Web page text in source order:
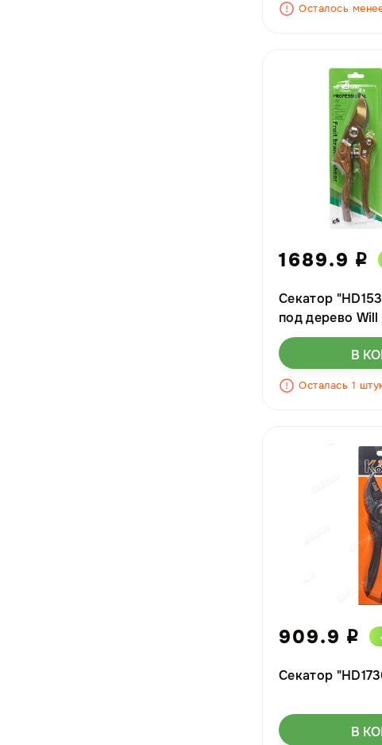
Осталось
1689.9 i
Секатор
под дерево
В
Осталась 1
909.9 i
Секатор
В